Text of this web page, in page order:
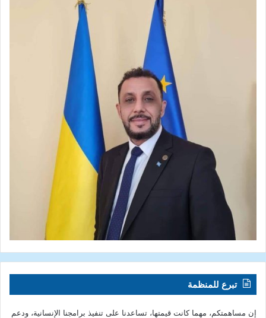
تبرع للمنظمة
إن مساهمتكم، مهما كانت قيمتها، تساعدنا على تنفيذ برامجنا الإنسانية، ودعم